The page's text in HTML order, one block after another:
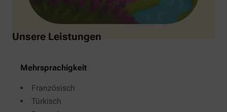
Unsere Leistungen
Mehrsprachigkeit
Französisch
Türkisch